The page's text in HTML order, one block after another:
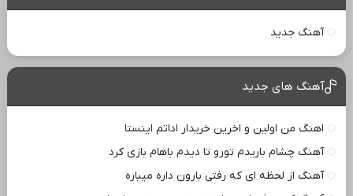
آهنگ جدید
آهنگ های جدید
اهنگ من اولین و اخرین خریدار اداتم اینستا
آهنگ چشام باریدم تورو تا دیدم باهام بازی کرد
آهنگ از لحظه ای که رفتی بارون داره میباره